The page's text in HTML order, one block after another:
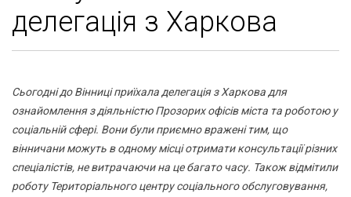
делегація з Харкова
Сьогодні до Вінниці приїхала делегація з Харкова для
ознайомлення з діяльністю Прозорих офісів міста та роботою у
соціальній сфері. Вони були приємно вражені тим, що
вінничани можуть в одному місці отримати консультації різних
спеціалістів, не витрачаючи на це багато часу. Також відмітили
роботу Територіального центру соціального обслуговування,